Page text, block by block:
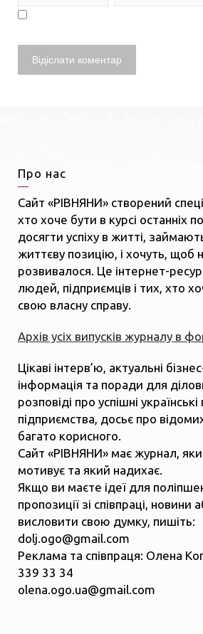
Про нас
Сайт «РІВНЯНИ» створений
хто хоче бути в курсі останніх
досягти успіху в житті,
життєву позицію, і хочуть, щоб
розвивалося. Це інтернет-
людей, підприємців і тих, хто
свою власну справу.
Архів усіх випусків журналу в
Цікаві інтерв’ю, актуальні
інформація та поради для
розповіді про успішні
підприємства, досьє про
багато корисного.
Сайт «РІВНЯНИ» має журнал,
мотивує та який надихає.
Якщо ви маєте ідеї для
пропозиції зі співпраці, новини
висловити свою думку, пишіть:
dolj.ogo@gmail.com
Реклама та співпраця: Олена
339 33 34
olena.ogo.ua@gmail.com